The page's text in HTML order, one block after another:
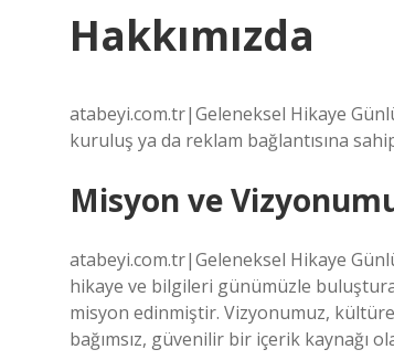
Hakkımızda
atabeyi.com.tr|Geleneksel Hikaye
kuruluş ya da reklam bağlantısına
Misyon ve
atabeyi.com.tr|Geleneksel Hikaye
hikaye ve bilgileri günümüzle
misyon edinmiştir. Vizyonumuz,
bağımsız, güvenilir bir içerik kaynağı